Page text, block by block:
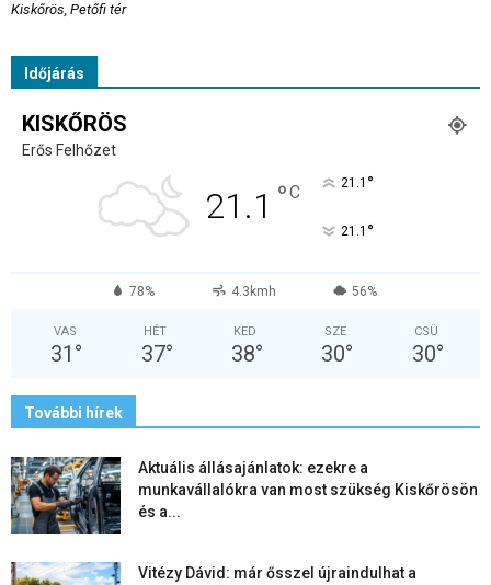
Kiskőrös, Petőfi tér
Időjárás
KISKŐRÖS
Erős Felhőzet
21.1 °C 21.1 °
21.1 °
78% 4.3kmh 56%
VAS
31 °
HÉT
37°
KED
38°
SZE
30°
CSÜ
30°
További hírek
Aktuális állásajánlatok: ezekre a
munkavállalókra van most szükség Kiskőrösön
és a...
Vitézy Dávid: már ősszel újraindulhat a